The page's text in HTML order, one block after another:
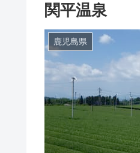
関平温泉
鹿児島県